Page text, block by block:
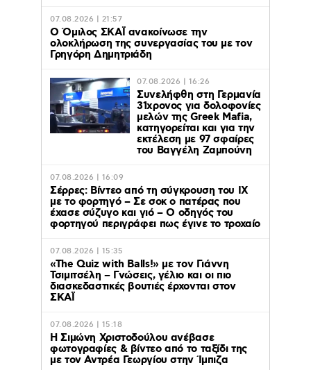
07.08.2026 | 21:57
Ο Όμιλος ΣΚΑΪ ανακοίνωσε την
ολοκλήρωση της συνεργασίας του με τον
Γρηγόρη Δημητριάδη
07.08.2026 | 16:26
Συνελήφθη στη Γερμανία
31χρονος για δολοφονίες
μελών της Greek Mafia,
κατηγορείται και για την
εκτέλεση με 97 σφαίρες
του Βαγγέλη Ζαμπούνη
07.08.2026 | 16:09
Σέρρες: Βίντεο από τη σύγκρουση του ΙΧ
με το φορτηγό – Σε σοκ ο πατέρας που
έχασε σύζυγο και γιό – Ο οδηγός του
φορτηγού περιγράφει πως έγινε το τροχαίο
07.08.2026 | 15:35
«The Quiz with Balls!» με τον Γιάννη
Τσιμιτσέλη – Γνώσεις, γέλιο και οι πιο
διασκεδαστικές βουτιές έρχονται στον
ΣΚΑΪ
07.08.2026 | 15:18
Η Σιμώνη Χριστοδούλου ανέβασε
φωτογραφίες & βίντεο από το ταξίδι της
με τον Αντρέα Γεωργίου στην Ίμπιζα